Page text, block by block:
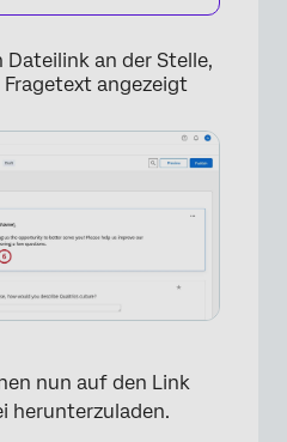
Dateilink an der Stelle,
Fragetext angezeigt
nun auf den Link
herunterzuladen.